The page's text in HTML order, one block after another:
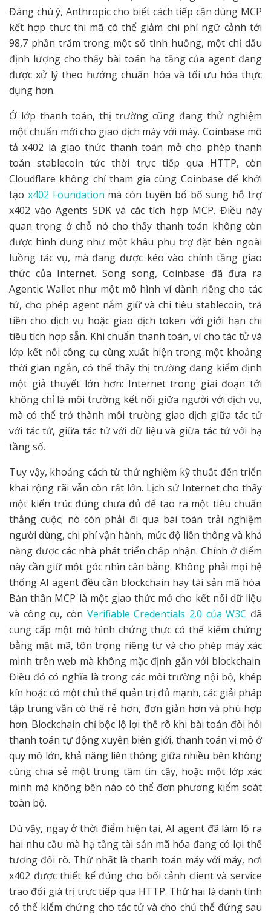
Đáng chú ý, Anthropic cho biết cách tiếp cận dùng MCP
kết hợp thực thi mã có thể giảm chi phí ngữ cảnh tới
98,7 phần trăm trong một số tình huống, một chỉ dấu
định lượng cho thấy bài toán hạ tầng của agent đang
được xử lý theo hướng chuẩn hóa và tối ưu hóa thực
dụng hơn.
Ở lớp thanh toán, thị trường cũng đang thử nghiệm
một chuẩn mới cho giao dịch máy với máy. Coinbase mô
tả x402 là giao thức thanh toán mở cho phép thanh
toán stablecoin tức thời trực tiếp qua HTTP, còn
Cloudflare không chỉ tham gia cùng Coinbase để khởi
tạo x402 Foundation mà còn tuyên bố bổ sung hỗ trợ
x402 vào Agents SDK và các tích hợp MCP. Điều này
quan trọng ở chỗ nó cho thấy thanh toán không còn
được hình dung như một khâu phụ trợ đặt bên ngoài
luồng tác vụ, mà đang được kéo vào chính tầng giao
thức của Internet. Song song, Coinbase đã đưa ra
Agentic Wallet như một mô hình ví dành riêng cho tác
tử, cho phép agent nắm giữ và chi tiêu stablecoin, trả
tiền cho dịch vụ hoặc giao dịch token với giới hạn chi
tiêu tích hợp sẵn. Khi chuẩn thanh toán, ví cho tác tử và
lớp kết nối công cụ cùng xuất hiện trong một khoảng
thời gian ngắn, có thể thấy thị trường đang kiểm định
một giả thuyết lớn hơn: Internet trong giai đoạn tới
không chỉ là môi trường kết nối giữa người với dịch vụ,
mà có thể trở thành môi trường giao dịch giữa tác tử
với tác tử, giữa tác tử với dữ liệu và giữa tác tử với hạ
tầng số.
Tuy vậy, khoảng cách từ thử nghiệm kỹ thuật đến triển
khai rộng rãi vẫn còn rất lớn. Lịch sử Internet cho thấy
một kiến trúc đúng chưa đủ để tạo ra một tiêu chuẩn
thắng cuộc; nó còn phải đi qua bài toán trải nghiệm
người dùng, chi phí vận hành, mức độ liên thông và khả
năng được các nhà phát triển chấp nhận. Chính ở điểm
này cần giữ một góc nhìn cân bằng. Không phải mọi hệ
thống AI agent đều cần blockchain hay tài sản mã hóa.
Bản thân MCP là một giao thức mở cho kết nối dữ liệu
và công cụ, còn Verifiable Credentials 2.0 của W3C đã
cung cấp một mô hình chứng thực có thể kiểm chứng
bằng mật mã, tôn trọng riêng tư và cho phép máy xác
minh trên web mà không mặc định gắn với blockchain.
Điều đó có nghĩa là trong các môi trường nội bộ, khép
kín hoặc có một chủ thể quản trị đủ mạnh, các giải pháp
tập trung vẫn có thể rẻ hơn, đơn giản hơn và phù hợp
hơn. Blockchain chỉ bộc lộ lợi thế rõ khi bài toán đòi hỏi
thanh toán tự động xuyên biên giới, thanh toán vi mô ở
quy mô lớn, khả năng liên thông giữa nhiều bên không
cùng chia sẻ một trung tâm tin cậy, hoặc một lớp xác
minh mà không bên nào có thể đơn phương kiểm soát
toàn bộ.
Dù vậy, ngay ở thời điểm hiện tại, AI agent đã làm lộ ra
hai nhu cầu mà hạ tầng tài sản mã hóa đang có lợi thế
tương đối rõ. Thứ nhất là thanh toán máy với máy, nơi
x402 được thiết kế đúng cho bối cảnh client và service
trao đổi giá trị trực tiếp qua HTTP. Thứ hai là danh tính
có thể kiểm chứng cho tác tử và cho chủ thể đứng sau